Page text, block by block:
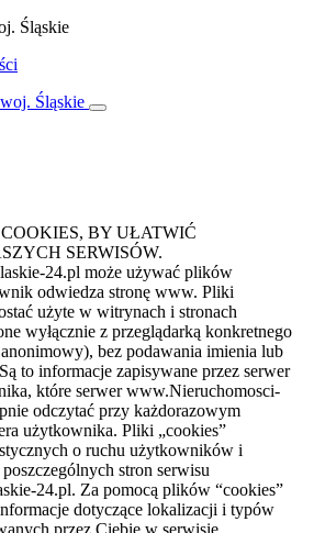
Śląskie
BY UŁATWIĆ
SERWISÓW.
24.pl może używać plików
odwiedza stronę www. Pliki
użyte w witrynach i stronach
wyłącznie z przeglądarką konkretnego
bez podawania imienia lub
to informacje zapisywane przez serwer
które serwer www.Nieruchomosci-
odczytać przy każdorazowym
użytkownika. Pliki „cookies”
o ruchu użytkowników i
stron serwisu
24.pl. Za pomocą plików “cookies”
dotyczące lokalizacji i typów
przez Ciebie w serwisie